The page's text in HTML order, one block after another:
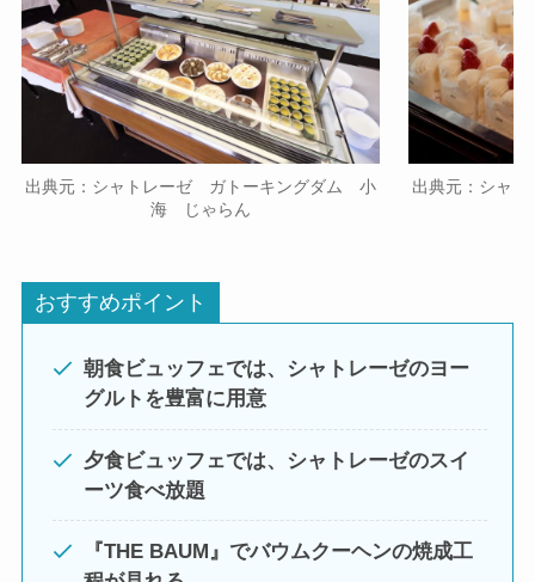
出典元：シャトレーゼ ガトーキングダム 小
海 じゃらん
出典元：シャ
おすすめポイント
朝食ビュッフェでは、シャトレーゼのヨー
グルトを豊富に用意
夕食ビュッフェでは、シャトレーゼのスイ
ーツ食べ放題
『THE BAUM』でバウムクーヘンの焼成工